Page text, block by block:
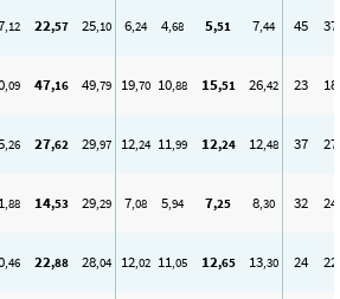
,12 22,57 25,10 6,24 4,68 5,51 7,44 45 37
,09 47,16 49,79 19,70 10,88 15,51 26,42 23 18
,26 27,62 29,97 12,24 11,99 12,24 12,48 37 27
,88 14,53 29,29 7,08 5,94 7,25 8,30 32 24
,46 22,88 28,04 12,02 11,05 12,65 13,30 24 22